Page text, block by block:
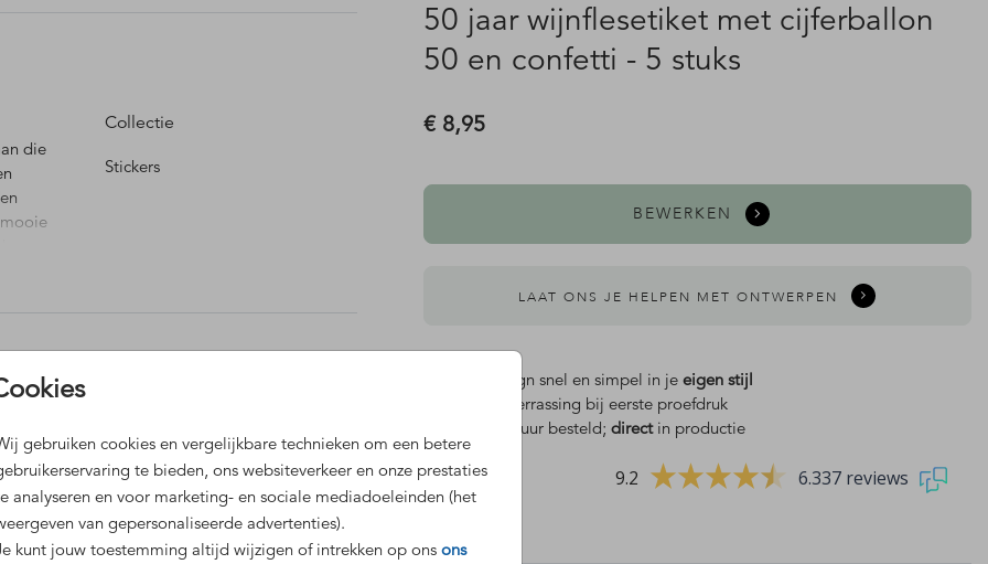
gebruiken cookies en vergelijkbare technieken om een betere
te bieden, ons websiteverkeer en onze prestaties
analyseren en voor marketing- en sociale mediadoeleinden (het
van gepersonaliseerde advertenties).
kunt jouw toestemming altijd wijzigen of intrekken op ons ons
die
kleur
Collectie
Stickers
luxe stickers
50 jaar wijnflesetiket met cijferballon
50 en confetti - 5 stuks
€ 8,95
BEWERKEN
LAAT ONS JE HELPEN MET ONTWERPEN
Dit design snel en simpel in je eigen stijl
verrassing bij eerste proefdruk
Voor 18 uur besteld; directin productie
9.2 6.337 reviews